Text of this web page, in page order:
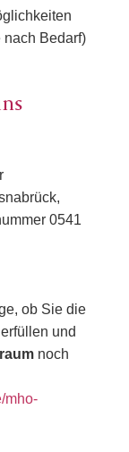
nach Bedarf)
0541
ob Sie die
und
noch
mho-